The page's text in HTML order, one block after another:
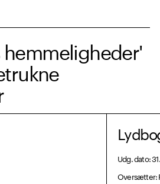
hemmeligheder'
Udg. dato:
Oversætter: